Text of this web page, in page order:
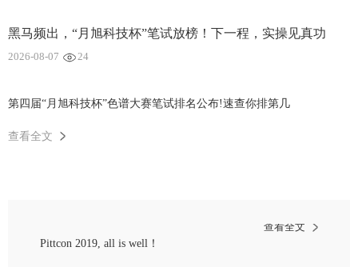
黑马频出，“月旭科技杯”笔试放榜！下一程，实操见真功
2026-08-07 24
第四届“月旭科技杯”色谱大赛笔试排名公布!速查你排第几
查看全文
Pittcon 2019, all is well！
查看全文